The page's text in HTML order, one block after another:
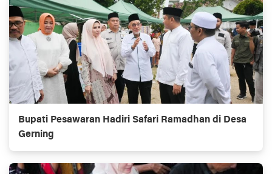
Bupati Pesawaran Hadiri Safari Ramadhan di Desa
Gerning